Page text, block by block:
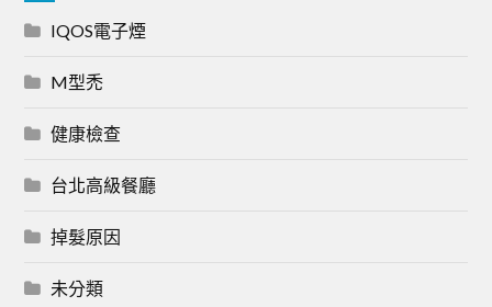
IQOS電子煙
M型禿
健康檢查
台北高級餐廳
掉髮原因
未分類